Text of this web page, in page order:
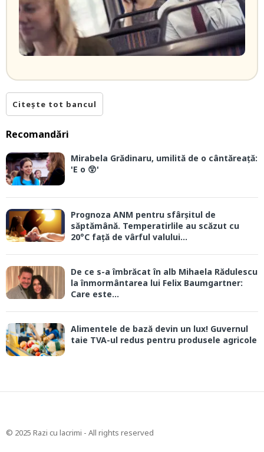
Citește tot bancul
Recomandări
Mirabela Grădinaru, umilită de o cântăreață:
'E o 😲'
Prognoza ANM pentru sfârșitul de
săptămână. Temperatirlile au scăzut cu
20°C față de vârful valului...
De ce s-a îmbrăcat în alb Mihaela Rădulescu
la înmormântarea lui Felix Baumgartner:
Care este...
Alimentele de bază devin un lux! Guvernul
taie TVA-ul redus pentru produsele agricole
© 2025 Razi cu lacrimi - All rights reserved